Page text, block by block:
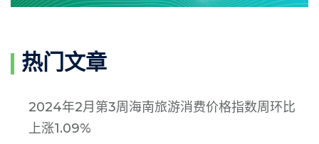
热门文章
2024年2月第3周海南旅游消费价格指数周环比
上涨1.09%